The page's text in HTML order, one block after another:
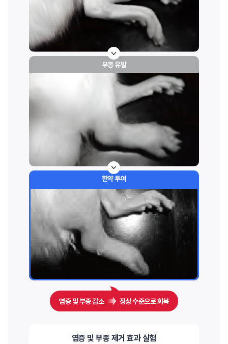
부종 유발
한약 투여
염증 및 부종 감소 정상 수준으로 회복
염증 및 부종 제거 효과 실험